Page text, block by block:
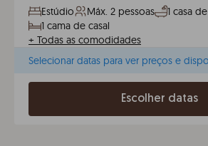
Estúdio Máx. 2 pessoas 1 casa
1 cama de casal
+ Todas as comodidades
Selecionar datas para ver preços e
Escolher datas